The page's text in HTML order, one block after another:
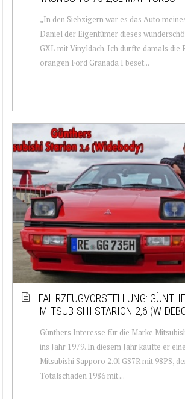
„In den Siebzigern war es das Auto
Daniel der Eigentümer dieses
GXL mit Vinyldach. Ich durfte damals die
orangen Ford Granada I beset...
FAHRZEUGVORSTELLUNG:
MITSUBISHI STARION 2,6
Günthers Interesse für die Marke
ins Jahr 1979. In diesem Jahr kaufte er
Mitsubishi Sapporo 2.0l GS7R mit 98PS,
Totalschaden 1986 mit ...